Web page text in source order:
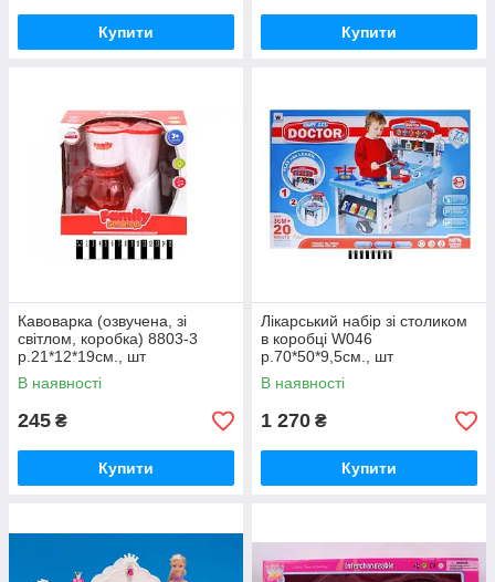
Купити Купити
Кавоварка (озвучена, зі
світлом, коробка) 8803-3
р.21*12*19см., шт
В наявності
245 ₴
Купити
Лікарський набір зі столиком
в коробці W046
р.70*50*9,5см., шт
В наявності
1 270 ₴
Купити